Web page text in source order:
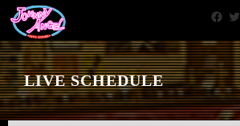
LIVE SCHEDULE